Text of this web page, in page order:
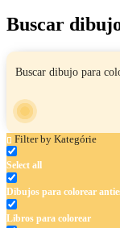
Buscar
Filter by Kategórie
Select all
Dibujos para colorear
Libros para colorear
Ingrese el nombre, el
buscando.